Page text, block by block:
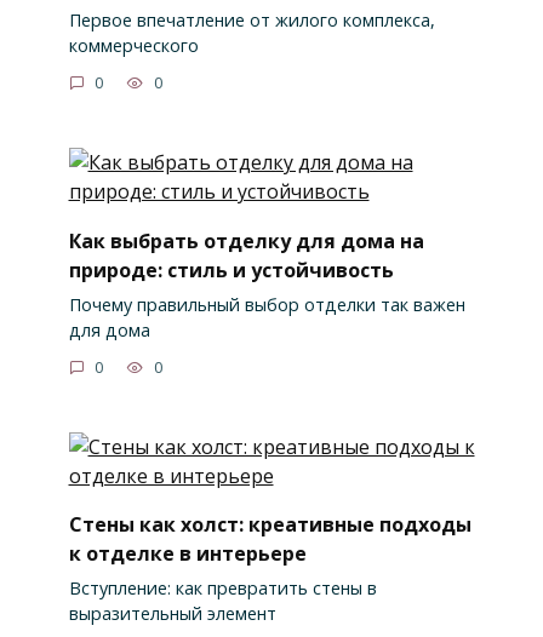
Первое впечатление от жилого комплекса,
коммерческого
0 0
Как выбрать отделку для дома на
природе: стиль и устойчивость
Почему правильный выбор отделки так важен
для дома
0 0
Стены как холст: креативные подходы
к отделке в интерьере
Вступление: как превратить стены в
выразительный элемент